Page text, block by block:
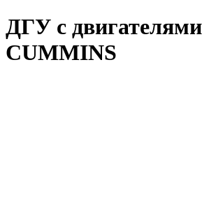
ДГУ с двигателями
CUMMINS